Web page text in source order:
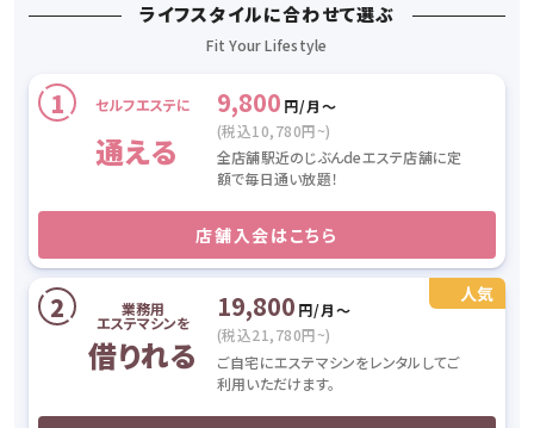
ライフスタイルに合わせて選ぶ
セルフエステに
通える
9,800 円/月〜
(税込10,780円~)
全店舗駅近のじぶんdeエステ店舗に定
額で毎日通い放題！
店舗入会はこちら
業務用
エステマシンを
借りれる
19,800 円/月〜
(税込21,780円~)
ご自宅にエステマシンをレンタルしてご
利用いただけます。